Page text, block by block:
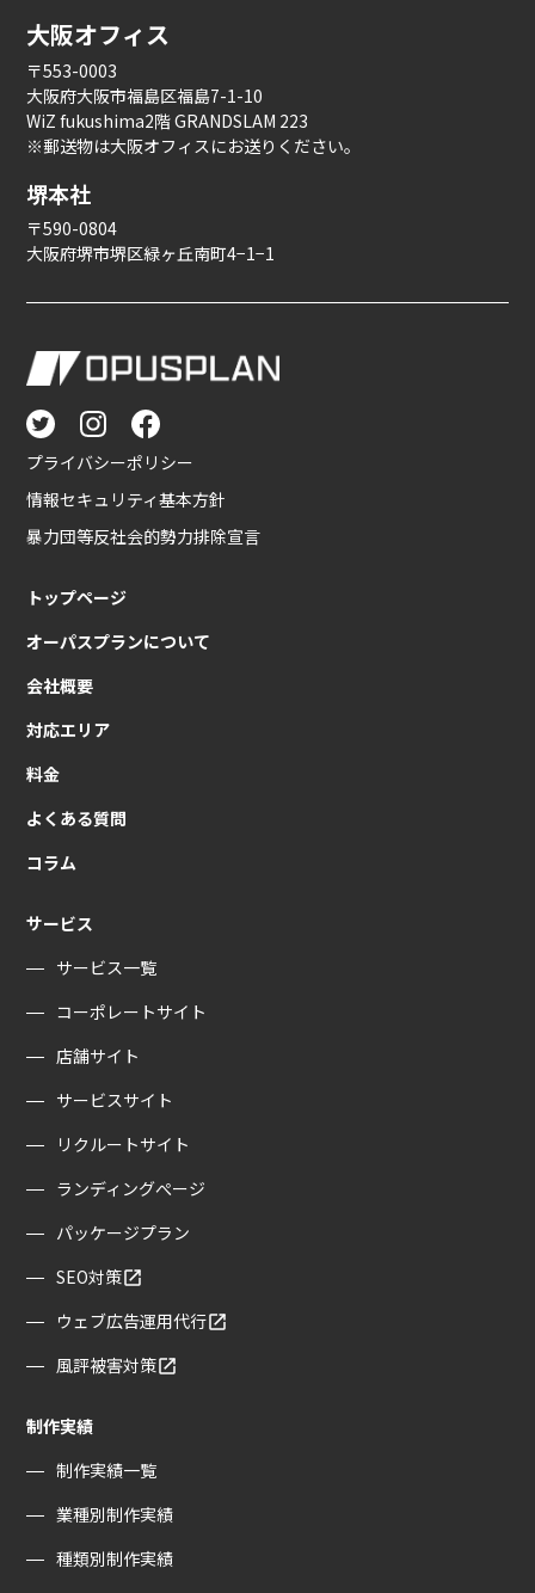
大阪オフィス
〒553-0003
大阪府大阪市福島区福島7-1-10
WiZ fukushima2階 GRANDSLAM 223
※郵送物は大阪オフィスにお送りください。
堺本社
〒590-0804
大阪府堺市堺区緑ヶ丘南町4−1−1
プライバシーポリシー
情報セキュリティ基本方針
暴力団等反社会的勢力排除宣言
トップページ
オーパスプランについて
会社概要
対応エリア
料金
よくある質問
コラム
サービス
サービス一覧
コーポレートサイト
店舗サイト
サービスサイト
リクルートサイト
ランディングぺージ
パッケージプラン
SEO対策
ウェブ広告運用代行
風評被害対策
制作実績
制作実績一覧
業種別制作実績
種類別制作実績